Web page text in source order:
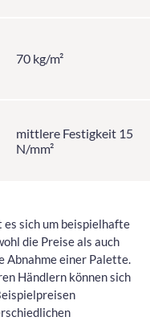
70 kg/m²
mittlere Festigkeit 15
N/mm²
es sich um beispielhafte
die Preise als auch
Abnahme einer Palette.
Händlern können sich